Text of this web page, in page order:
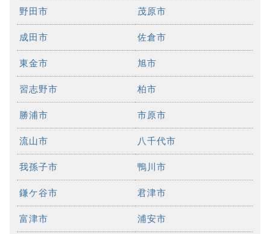
野田市 茂原市
成田市 佐倉市
東金市 旭市
習志野市 柏市
勝浦市 市原市
流山市 八千代市
我孫子市 鴨川市
鎌ケ谷市 君津市
富津市 浦安市